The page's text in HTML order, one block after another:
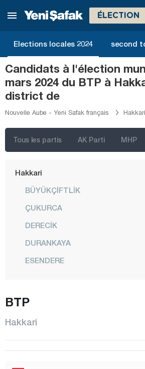
ÉLECTION
Elections locales 2024 second
Candidats à l'élection
mars 2024 du BTP à
district de
Nouvelle Aube - Yeni Safak français
Tous les partis AK Parti MHP
Düzce
Elazığ
Erzincan
Erzurum
Eskişehir
Gaziantep
Gümüşhane
Hakkari
BÜYÜKÇİFTLİK
ÇUKURCA
DERECİK
DURANKAYA
ESENDERE
BTP
Hakkari